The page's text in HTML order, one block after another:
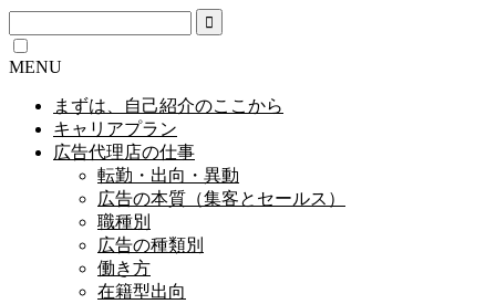
MENU
まずは、自己紹介のここから
キャリアプラン
広告代理店の仕事
転勤・出向・異動
広告の本質（集客とセールス）
職種別
広告の種類別
働き方
在籍型出向